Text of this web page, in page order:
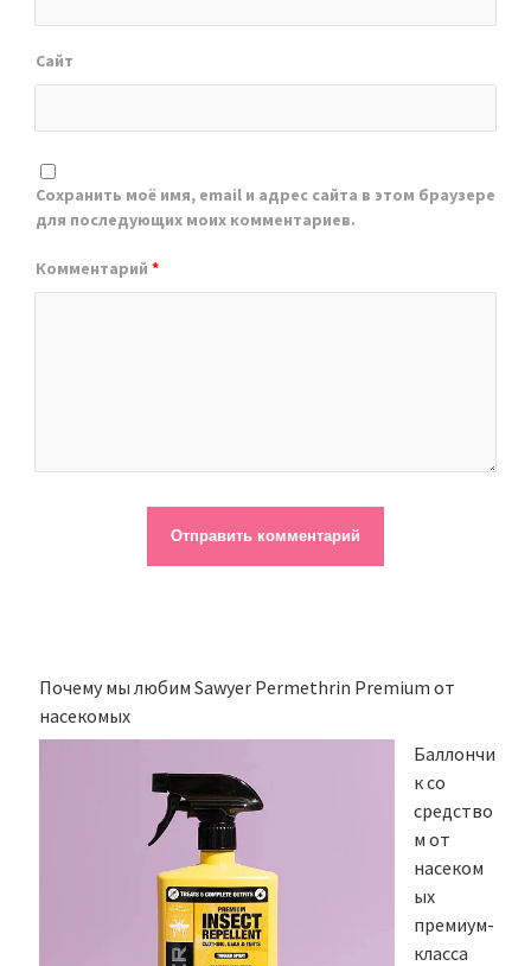
Сайт
Сохранить моё имя, email и адрес сайта в этом браузере
для последующих моих комментариев.
Комментарий *
Почему мы любим Sawyer Permethrin Premium от
насекомых
Баллончи
к со
средство
м от
насеком
ых
премиум-
класса